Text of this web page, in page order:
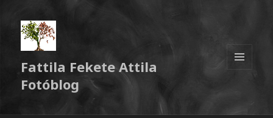
Fattila Fekete Attila
Fotóblog